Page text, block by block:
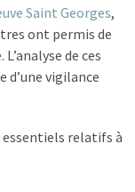
Saint Georges,
ont permis de
de ces
d’une vigilance
relatifs à